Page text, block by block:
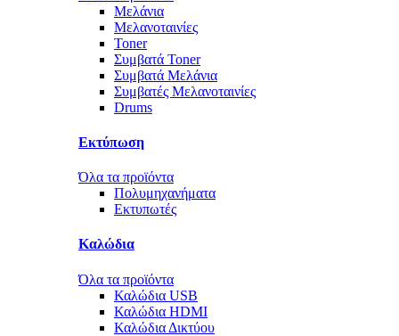
Μελάνια
Μελανοταινίες
Toner
Συμβατά Toner
Συμβατά Μελάνια
Συμβατές Μελανοταινίες
Drums
Εκτύπωση
Όλα τα προϊόντα
Πολυμηχανήματα
Εκτυπωτές
Καλώδια
Όλα τα προϊόντα
Καλώδια USB
Καλώδια HDMI
Καλώδια Δικτύου